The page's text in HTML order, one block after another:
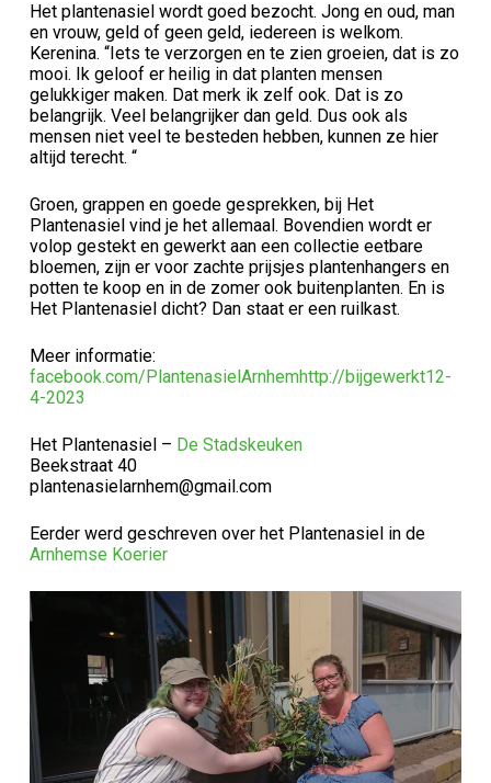
Het plantenasiel wordt goed bezocht. Jong en oud, man
en vrouw, geld of geen geld, iedereen is welkom.
Kerenina. “Iets te verzorgen en te zien groeien, dat is zo
mooi. Ik geloof er heilig in dat planten mensen
gelukkiger maken. Dat merk ik zelf ook. Dat is zo
belangrijk. Veel belangrijker dan geld. Dus ook als
mensen niet veel te besteden hebben, kunnen ze hier
altijd terecht. “
Groen, grappen en goede gesprekken, bij Het
Plantenasiel vind je het allemaal. Bovendien wordt er
volop gestekt en gewerkt aan een collectie eetbare
bloemen, zijn er voor zachte prijsjes plantenhangers en
potten te koop en in de zomer ook buitenplanten. En is
Het Plantenasiel dicht? Dan staat er een ruilkast.
Meer informatie:
facebook.com/PlantenasielArnhemhttp://bijgewerkt12-
4-2023
Het Plantenasiel – De Stadskeuken
Beekstraat 40
plantenasielarnhem@gmail.com
Eerder werd geschreven over het Plantenasiel in de
Arnhemse Koerier